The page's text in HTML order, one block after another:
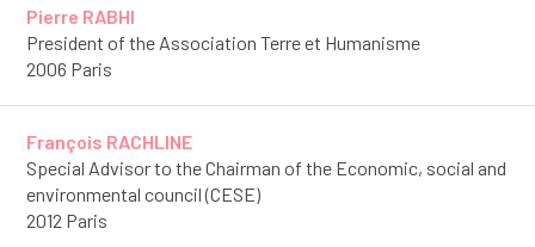
Pierre RABHI
President of the Association Terre et Humanisme
2006 Paris
François RACHLINE
Special Advisor to the Chairman of the Economic, social and
environmental council (CESE)
2012 Paris